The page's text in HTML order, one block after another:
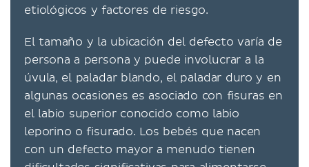
etiológicos y factores de riesgo.
El tamaño y la ubicación del defecto varía de
persona a persona y puede involucrar a la
úvula, el paladar blando, el paladar duro y en
algunas ocasiones es asociado con fisuras en
el labio superior conocido como labio
leporino o fisurado. Los bebés que nacen
con un defecto mayor a menudo tienen